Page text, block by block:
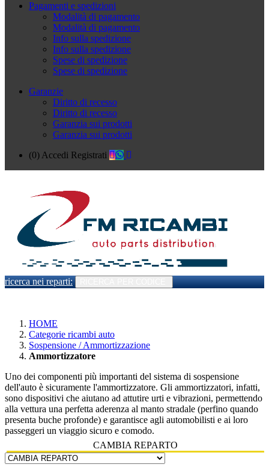
Pagamenti e spedizioni
Modalità di pagamento
Modalità di pagamento
Info sulla spedizione
Info sulla spedizione
Spese di spedizione
Spese di spedizione
Garanzie
Diritto di recesso
Diritto di recesso
Garanzia sui prodotti
Garanzia sui prodotti
(0) Accedi Registrati
ricerca nei reparti:
HOME
Categorie ricambi auto
Sospensione / Ammortizzazione
Ammortizzatore
Uno dei componenti più importanti del sistema di sospensione
dell'auto è sicuramente l'ammortizzatore. Gli ammortizzatori, infatti,
sono dispositivi che aiutano ad attutire urti e vibrazioni, permettendo
alla vettura una perfetta aderenza al manto stradale (perfino quando
presenta buche profonde) e garantisce agli automobilisti e ai loro
passeggeri un viaggio sicuro e comodo.
CAMBIA REPARTO